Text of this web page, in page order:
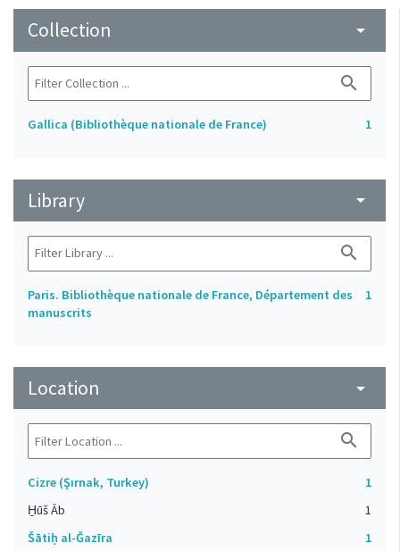
Collection arrow_drop_down
search
Gallica (Bibliothèque nationale de France) 1
Library arrow_drop_down
search
Paris. Bibliothèque nationale de France, Département des
manuscrits
1
Location arrow_drop_down
search
Cizre (Şırnak, Turkey)
1
H̱ūš Āb
1
Šātiḥ al-Ǧazīra
1